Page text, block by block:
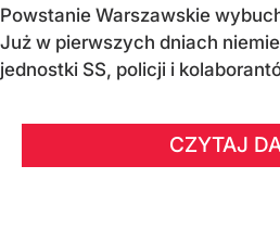
Powstanie Warszawskie
Już w pierwszych dniach
jednostki SS, policji i
CZYTAJ